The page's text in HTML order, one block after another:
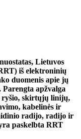
Lietuvos
iš elektroninių
duomenis apie jų
Parengta apžvalga
ryšio, skirtųjų linijų,
kabelinės ir
radijo, radijo ir
paskelbta RRT